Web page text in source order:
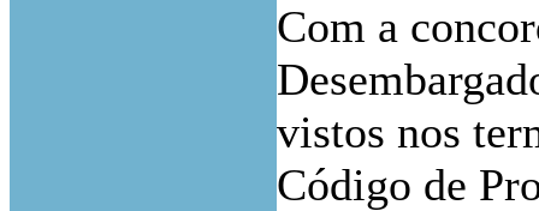
Com a
vistos nos
Código de